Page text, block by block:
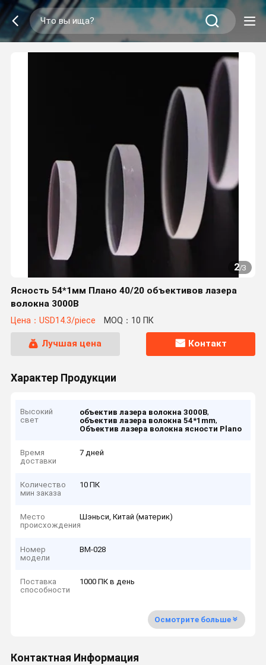
2/3
Ясность 54*1мм Плано 40/20 объективов лазера
волокна 3000В
Цена：USD14.3/piece MOQ：10 ПК
Лучшая цена Контакт
Характер Продукции
Высокий
свет
объектив лазера волокна 3000В,
объектив лазера волокна 54*1mm,
Объектив лазера волокна ясности Plano
Время
доставки
7 дней
Количество
мин заказа
10 ПК
Место
происхождения
Шэньси, Китай (материк)
Номер
модели
ВМ-028
Поставка
способности
1000 ПК в день
Осмотрите больше
Контактная Информация